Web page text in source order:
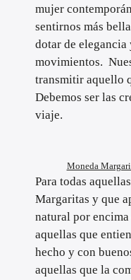
mujer
sentirnos más
dotar de elegancia
movimientos.
transmitir aquello
Debemos ser las
viaje.
Moneda
Para todas
Margaritas y que
natural por
aquellas que
hecho y con
aquellas que la